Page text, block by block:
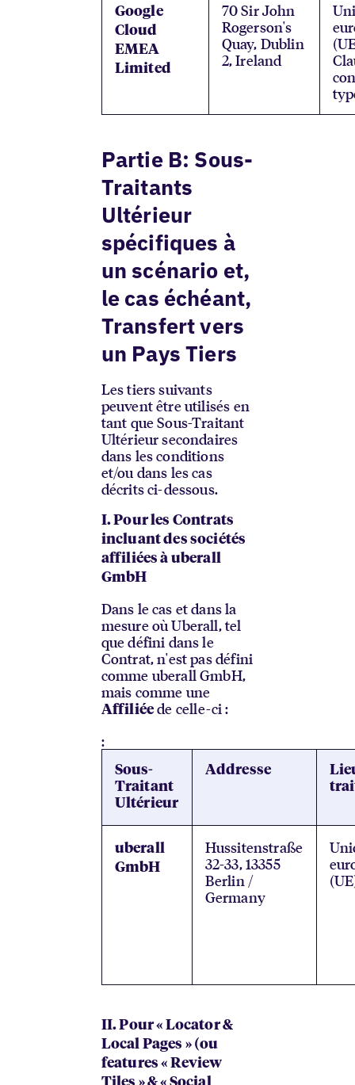
Google
Cloud
EMEA
Limited
70 Sir John
Rogerson's
Quay, Dublin
2, Ireland
Partie B: Sous-
Traitants
Ultérieur
spécifiques à
un scénario et,
le cas échéant,
Transfert vers
un Pays Tiers
Les tiers suivants
peuvent être utilisés en
tant que Sous-Traitant
Ultérieur secondaires
dans les conditions
et/ou dans les cas
décrits ci-dessous.
I. Pour les Contrats
incluant des sociétés
affiliées à uberall
GmbH
Dans le cas et dans la
mesure où Uberall, tel
que défini dans le
Contrat, n'est pas défini
comme uberall GmbH,
mais comme une
Affiliée de celle-ci :
:
Sous-
Traitant
Ultérieur
Addresse
uberall
GmbH
Hussitenstraße
32-33, 13355
Berlin /
Germany
II. Pour « Locator &
Local Pages » (ou
features « Review